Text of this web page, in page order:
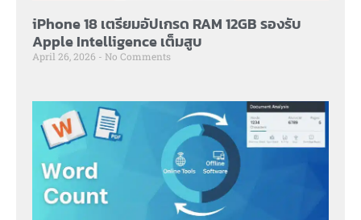
iPhone 18 เตรียมอัปเกรด RAM 12GB รองรับ
Apple Intelligence เต็มสูบ
April 26, 2026 No Comments